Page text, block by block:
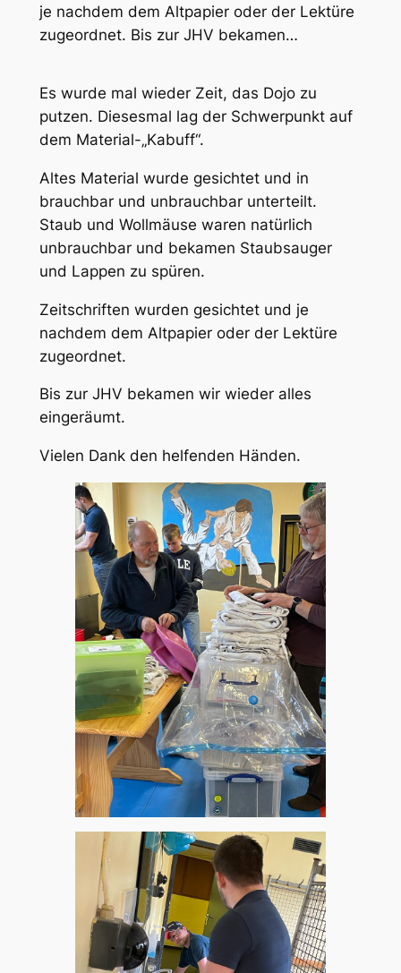
je nachdem dem Altpapier oder der Lektüre
zugeordnet. Bis zur JHV bekamen…
Es wurde mal wieder Zeit, das Dojo zu
putzen. Diesesmal lag der Schwerpunkt auf
dem Material-„Kabuff“.
Altes Material wurde gesichtet und in
brauchbar und unbrauchbar unterteilt.
Staub und Wollmäuse waren natürlich
unbrauchbar und bekamen Staubsauger
und Lappen zu spüren.
Zeitschriften wurden gesichtet und je
nachdem dem Altpapier oder der Lektüre
zugeordnet.
Bis zur JHV bekamen wir wieder alles
eingeräumt.
Vielen Dank den helfenden Händen.